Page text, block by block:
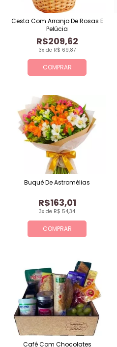
COMPRAR
3x de R$ 69,87
R$209,62
Cesta Com Arranjo De Rosas E
Pelúcia
COMPRAR
3x de R$ 54,34
R$163,01
Buquê De Astromélias
Café Com Chocolates